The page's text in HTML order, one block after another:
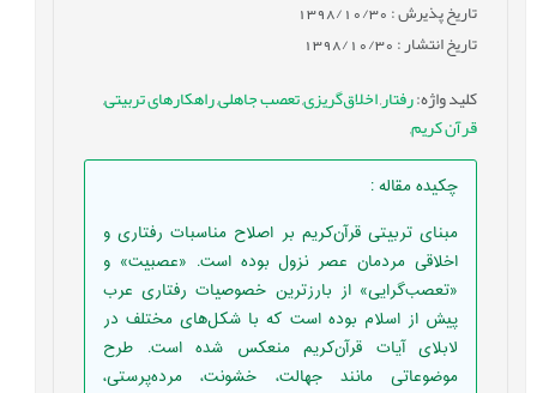
تاریخ پذیرش : 1398/10/30
تاریخ انتشار : 1398/10/30
کلید واژه:رفتار,اخلاق‌گریزی,تعصب جاهلی,راهکارهای تربیتی,
قرآن کریم,
چکیده مقاله:
مبنای تربیتی قرآن‌کریم بر اصلاح مناسبات رفتاری و
اخلاقی مردمان عصر نزول بوده است. «عصبیت» و
«تعصب‌گرایی» از بارزترین خصوصیات رفتاری عرب
پیش از اسلام بوده است که با شکل‌های مختلف در
لابلای آیات قرآن‌کریم منعکس شده است. طرح
موضوعاتی مانند جهالت، خشونت، مرده‌پرستی،